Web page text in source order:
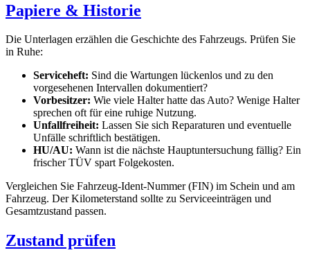
Papiere & Historie
Die Unterlagen erzählen die Geschichte des Fahrzeugs. Prüfen Sie
in Ruhe:
Serviceheft: Sind die Wartungen lückenlos und zu den
vorgesehenen Intervallen dokumentiert?
Vorbesitzer: Wie viele Halter hatte das Auto? Wenige Halter
sprechen oft für eine ruhige Nutzung.
Unfallfreiheit: Lassen Sie sich Reparaturen und eventuelle
Unfälle schriftlich bestätigen.
HU/AU: Wann ist die nächste Hauptuntersuchung fällig? Ein
frischer TÜV spart Folgekosten.
Vergleichen Sie Fahrzeug-Ident-Nummer (FIN) im Schein und am
Fahrzeug. Der Kilometerstand sollte zu Serviceeinträgen und
Gesamtzustand passen.
Zustand prüfen